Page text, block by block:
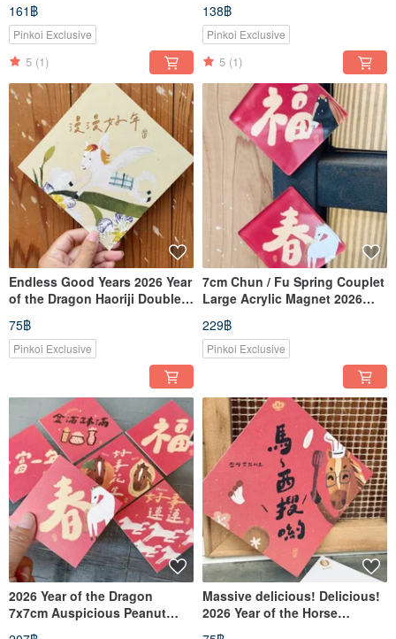
Couplet (Doufang)
161฿
Pinkoi Exclusive
5 (1)
Workshop Double-Sided
Spring Couplet Square
138฿
Pinkoi Exclusive
5 (1)
Endless Good Years 2026 Year
of the Dragon Haoriji Double-
Also a Postcard
75฿
Pinkoi Exclusive
7cm Chun / Fu Spring Couplet
Large Acrylic Magnet 2026
Workshop
229฿
Pinkoi Exclusive
2026 Year of the Dragon
7x7cm Auspicious Peanut
Massive delicious! Delicious!
2026 Year of the Horse